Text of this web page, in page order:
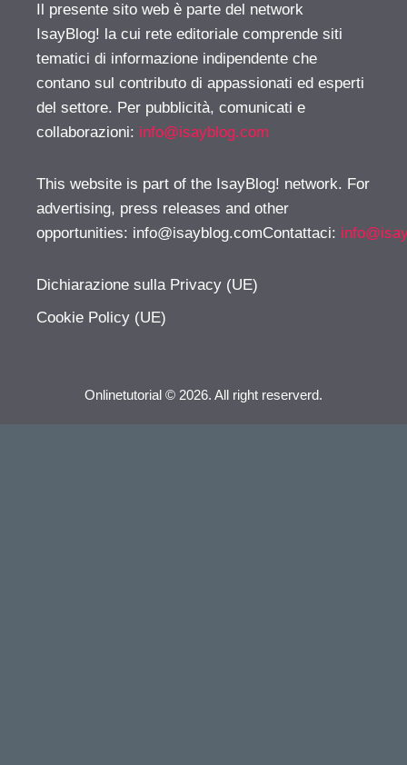
Il presente sito web è parte del network
IsayBlog! la cui rete editoriale comprende siti
tematici di informazione indipendente che
contano sul contributo di appassionati ed esperti
del settore. Per pubblicità, comunicati e
collaborazioni: info@isayblog.com
This website is part of the IsayBlog! network. For
advertising, press releases and other
opportunities: info@isayblog.comContattaci:
Dichiarazione sulla Privacy (UE)
Cookie Policy (UE)
Onlinetutorial © 2026. All right reserverd.